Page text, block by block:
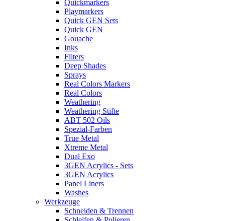
Quickmarkers
Playmarkers
Quick GEN Sets
Quick GEN
Gouache
Inks
Filters
Deep Shades
Sprays
Real Colors Markers
Real Colors
Weathering
Weathering Stifte
ABT 502 Oils
Spezial-Farben
True Metal
Xtreme Metal
Dual Exo
3GEN Acrylics - Sets
3GEN Acrylics
Panel Liners
Washes
Werkzeuge
Schneiden & Trennen